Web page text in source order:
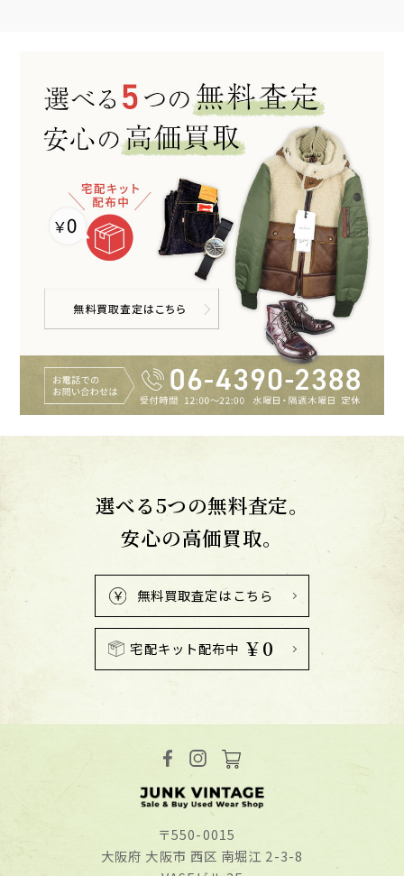
選べる5つの無料査定。
安心の高価買取。
無料買取査定はこちら
宅配キット配布中 ￥0
〒550-0015
⼤阪府 ⼤阪市 ⻄区 南堀江 2-3-8